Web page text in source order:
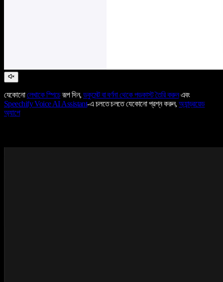
যেকোনোলেখাকে স্পিচেরূপ দিন, ডকুমেন্ট বা বর্ণনা থেকে পডকাস্ট তৈরি করুনএবং
Speechify Voice AI Assistant-এ চলতে চলতে যেকোনো প্রশ্ন করুন,অ্যান্ড্রয়েড
অ্যাপে